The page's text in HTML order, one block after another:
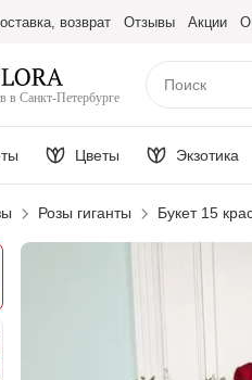
возврат Отзывы Акции О
в Санкт-Петербурге
Цветы Экзотика
Розы гиганты Букет 15